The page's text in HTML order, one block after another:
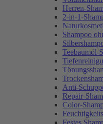
Herren-
2-in-1-
Shampoo
Teebaumöl-
Anti-
Repair-
Color-
Festes